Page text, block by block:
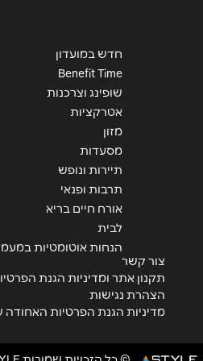
חדש במועדון
Benefit Time
שופינג וצרכנות
אטרקציות
מזון
מסעדות
תיירות ונופש
תרבות ופנאי
אורח חיים בריא
לבית
הנחות אוטומטיות
צור קשר
תקנון אתר ומדיניות הגנת
הצהרת נגישות
מדיניות הגנת הפרטיות